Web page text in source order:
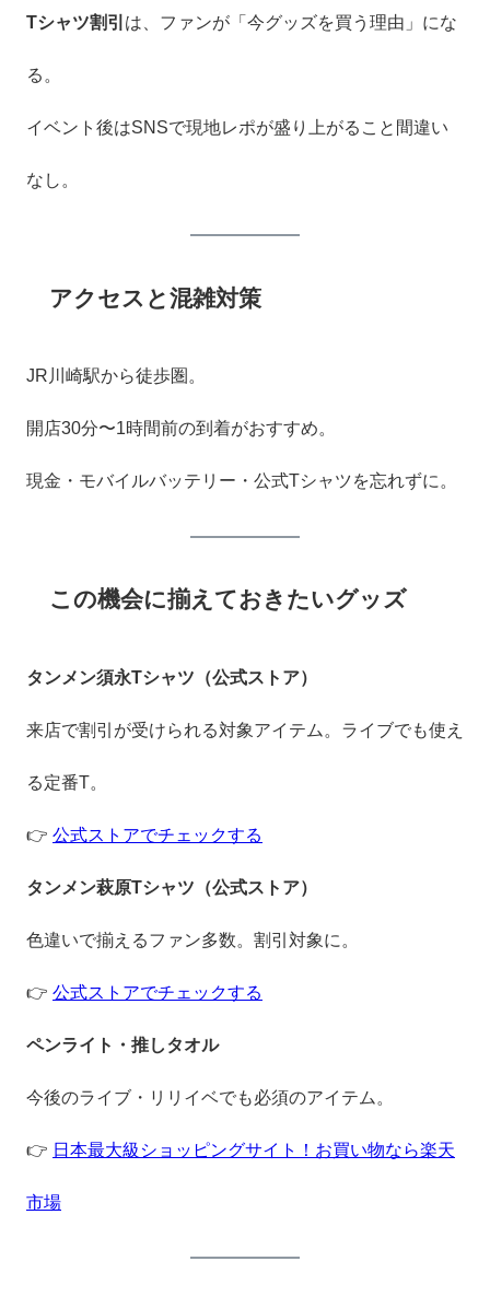
Tシャツ割引 は、ファンが「今グッズを買う理由」にな
る。
イベント後はSNSで現地レポが盛り上がること間違い
なし。
アクセスと混雑対策
JR川崎駅から徒歩圏。
開店30分〜1時間前の到着がおすすめ。
現金・モバイルバッテリー・公式Tシャツを忘れずに。
この機会に揃えておきたいグッズ
タンメン須永Tシャツ（公式ストア）
来店で割引が受けられる対象アイテム。ライブでも使え
る定番T。
👉 公式ストアでチェックする
タンメン萩原Tシャツ（公式ストア）
色違いで揃えるファン多数。割引対象に。
👉 公式ストアでチェックする
ペンライト・推しタオル
今後のライブ・リリイベでも必須のアイテム。
👉 日本最大級ショッピングサイト！お買い物なら楽天
市場